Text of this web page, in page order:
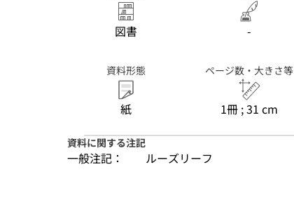
図書 -
資料形態
紙
ページ数・大きさ等
1冊 ; 31 cm
資料に関する注記
一般注記： ルーズリーフ